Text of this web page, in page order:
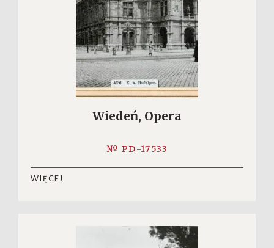
Wiedeń, Opera
№ PD-17533
WIĘCEJ